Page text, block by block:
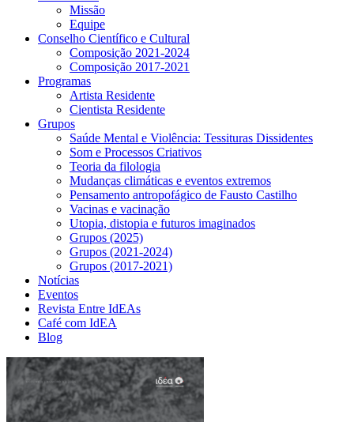
Missão
Equipe
Conselho Científico e Cultural
Composição 2021-2024
Composição 2017-2021
Programas
Artista Residente
Cientista Residente
Grupos
Saúde Mental e Violência: Tessituras Dissidentes
Som e Processos Criativos
Teoria da filologia
Mudanças climáticas e eventos extremos
Pensamento antropofágico de Fausto Castilho
Vacinas e vacinação
Utopia, distopia e futuros imaginados
Grupos (2025)
Grupos (2021-2024)
Grupos (2017-2021)
Notícias
Eventos
Revista Entre IdEAs
Café com IdEA
Blog